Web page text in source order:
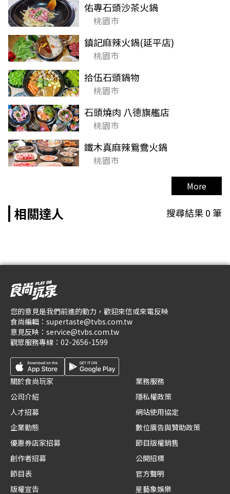
佑專石頭沙茶火鍋
桃園市
鎮記麻辣火鍋(延平店)
桃園市
拾伍石頭鍋物
桃園市
石頭燒肉 八德旗艦店
桃園市
鐵木真麻辣鴛鴦火鍋
桃園市
More
相關達人 搜尋結果0筆
您的意見是我們前進的動力，歡迎來信或來電反映
食尚編輯： supertaste@tvbs.com.tw
意見反映： service@tvbs.com.tw
觀眾服務專線： 02-2656-1599
關於食尚玩家
公司介紹
人才招募
企業動態
優惠券店家招募
創作者招募
節目表
版權宣告
業務服務
隱私權政策
網站使用協定
數位廣告與贊助政策
節目版權銷售
公開招標
官方聲明
星藝象娛樂